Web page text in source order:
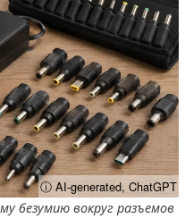
ⓘ AI-generated, ChatGPT
безумию вокруг разъемов